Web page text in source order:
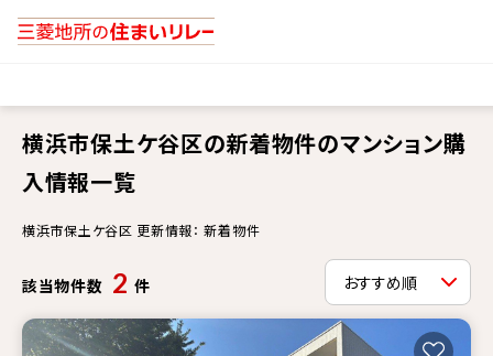
横浜市保土ケ谷区の新着物件のマンション購
入情報一覧
横浜市保土ケ谷区 更新情報： 新着物件
該当物件数 2 件